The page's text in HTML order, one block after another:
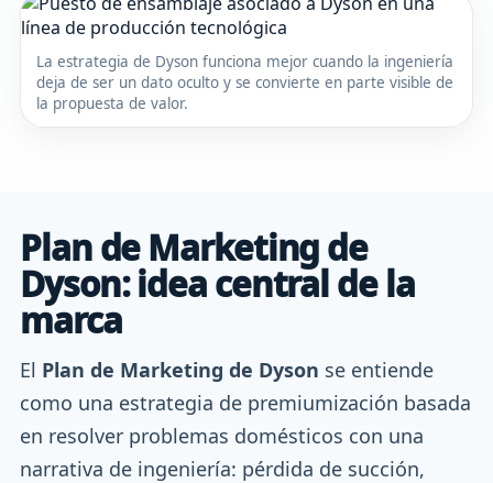
La estrategia de Dyson funciona mejor cuando la ingeniería
deja de ser un dato oculto y se convierte en parte visible de
la propuesta de valor.
Plan de Marketing de
Dyson: idea central de la
marca
El Plan de Marketing de Dyson se entiende
como una estrategia de premiumización basada
en resolver problemas domésticos con una
narrativa de ingeniería: pérdida de succión,